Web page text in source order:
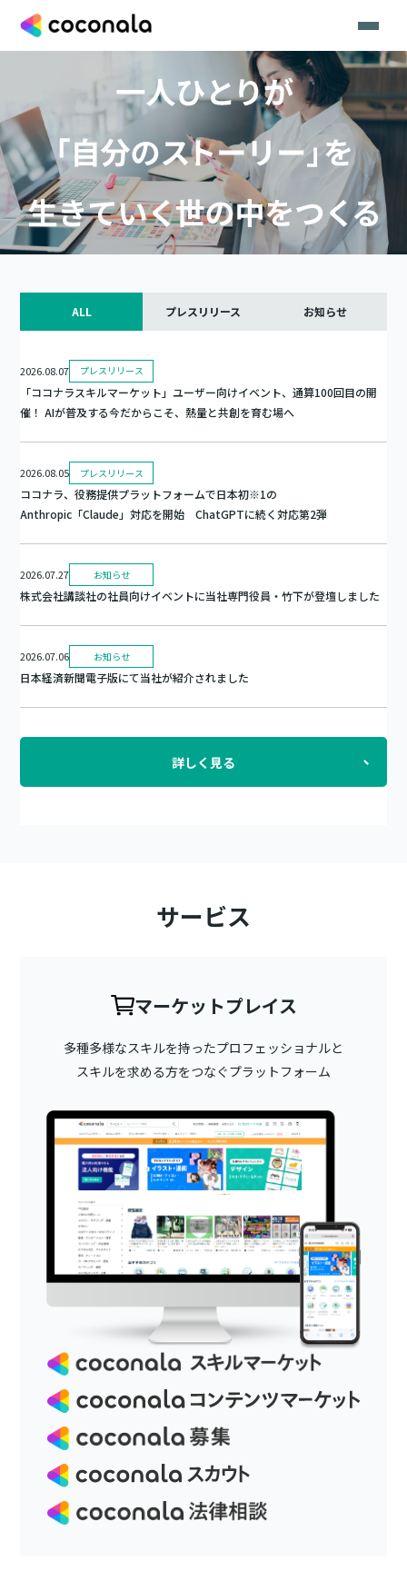
ALL プレスリリース お知らせ
2026.08.07 プレスリリース
「ココナラスキルマーケット」ユーザー向けイベント、通算100回目の開
催！ AIが普及する今だからこそ、熱量と共創を育む場へ
2026.08.05 プレスリリース
ココナラ、役務提供プラットフォームで日本初※1の
Anthropic「Claude」対応を開始 ChatGPTに続く対応第2弾
2026.07.27 お知らせ
株式会社講談社の社員向けイベントに当社専門役員・竹下が登壇しました
2026.07.06 お知らせ
日本経済新聞電子版にて当社が紹介されました
詳しく見る
サービス
マーケットプレイス
多種多様なスキルを持ったプロフェッショナルと
スキルを求める方をつなぐプラットフォーム